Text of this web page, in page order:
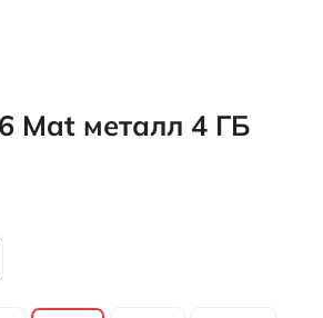
Mat металл 4 ГБ